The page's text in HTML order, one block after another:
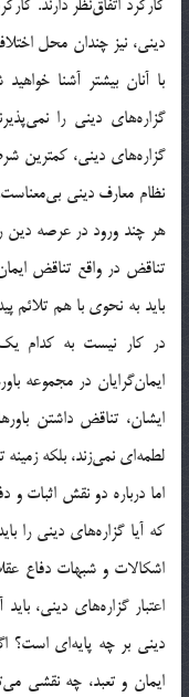
ديني، نيز چندان محل
با آنان بيشتر آشنا
گزاره‌هاي ديني را
گزاره‌هاي ديني، كمترين
نظام معارف ديني
هر چند ورود در عرصه دين
تناقض در واقع تناقض
بايد به نحوي با هم تلائم
در كار نيست به كدام
ايمان‌گرايان در مجموعه
ايشان، تناقض داشتن
لطمه‌اي نمي‌زند، بلكه
اما درباره دو نقش اثبات
كه آيا گزاره‌هاي ديني را
اشكالات و شبهات دفاع
اعتبار گزاره‌هاي ديني،
ديني بر چه پايه‌اي است؟
ايمان و تعبد،‌ چه نقشي